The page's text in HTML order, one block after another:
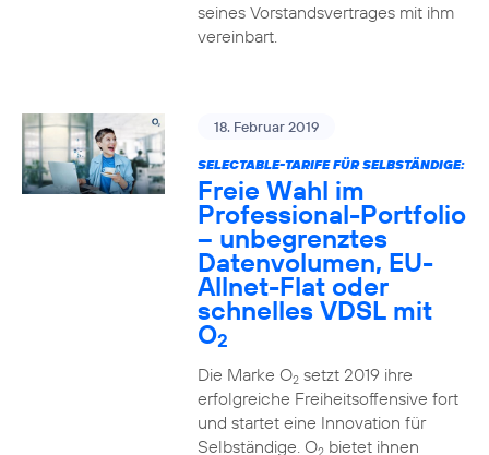
seines Vorstandsvertrages mit ihm
vereinbart.
18. Februar 2019
SELECTABLE-TARIFE FÜR SELBSTÄNDIGE:
Freie Wahl im
Professional-Portfolio
– unbegrenztes
Datenvolumen, EU-
Allnet-Flat oder
schnelles VDSL mit
O2
Die Marke O2setzt 2019 ihre
erfolgreiche Freiheitsoffensive fort
und startet eine Innovation für
Selbständige. O2bietet ihnen